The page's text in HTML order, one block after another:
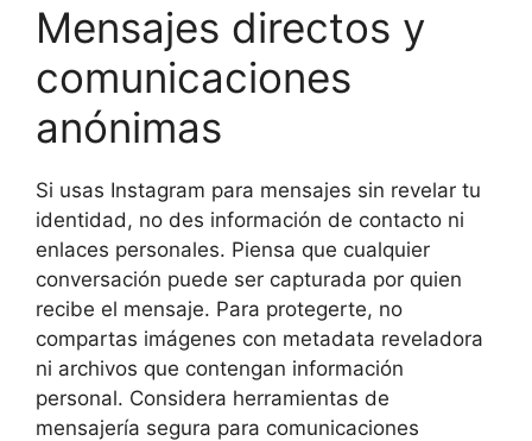
Mensajes directos y
comunicaciones
anónimas
Si usas Instagram para mensajes sin revelar tu
identidad, no des información de contacto ni
enlaces personales. Piensa que cualquier
conversación puede ser capturada por quien
recibe el mensaje. Para protegerte, no
compartas imágenes con metadata reveladora
ni archivos que contengan información
personal. Considera herramientas de
mensajería segura para comunicaciones